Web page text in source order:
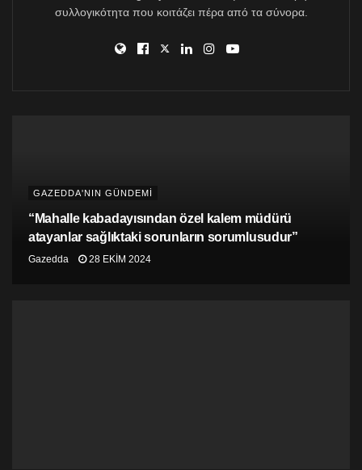
Kıbrıs’a yönelik daha güçlü bir destek mesajı
göndermesi gerekiyor ve BM kararları ve AB ilkeleri
συλλογικότητα που κοιτάζει πέρα από τα σύνορα.
GAZEDDA'NIN GÜNDEMİ
“Mahalle kabadayısından özel kalem müdürü
atayanlar sağlıktaki sorunların sorumlusudur”
Gazedda 28 EKIM 2024